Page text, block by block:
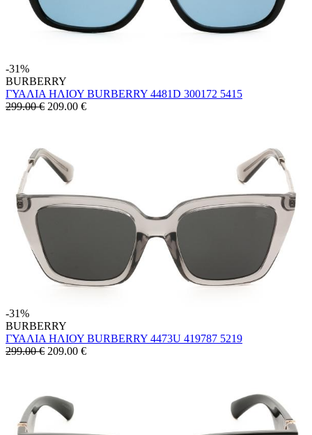
-31%
BURBERRY
ΓΥΑΛΙΑ ΗΛΙΟΥ BURBERRY 4481D 300172 5415
299.00 € 209.00 €
-31%
BURBERRY
ΓΥΑΛΙΑ ΗΛΙΟΥ BURBERRY 4473U 419787 5219
299.00 € 209.00 €